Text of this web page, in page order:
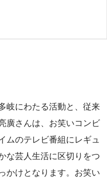
岐にわたる活動と、従来
廣さんは、お笑いコンビ
ムのテレビ番組にレギュ
な芸人生活に区切りをつ
かけとなります。お笑い